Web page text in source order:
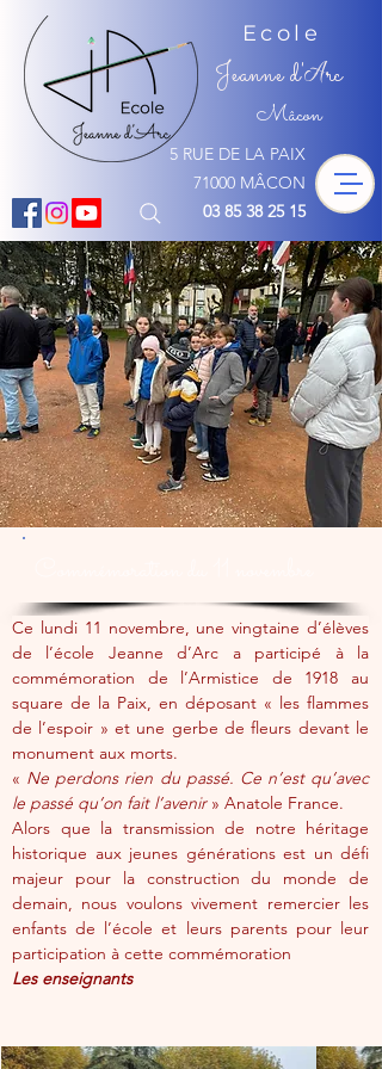
5 RUE DE LA PAIX
71000 MÂCON
03 85 38 25 15
Ecole
Jeanne d'Arc
Mâcon
Ce lundi 11 novembre, une vingtaine d’élèves
de l’école Jeanne d’Arc a participé à la
commémoration de l’Armistice de 1918 au
square de la Paix, en déposant « les flammes
de l’espoir » et une gerbe de fleurs devant le
monument aux morts.
« Ne perdons rien du passé. Ce n’est qu’avec
le passé qu’on fait l’avenir » Anatole France.
Alors que la transmission de notre héritage
historique aux jeunes générations est un défi
majeur pour la construction du monde de
demain, nous voulons vivement remercier les
enfants de l’école et leurs parents pour leur
participation à cette commémoration
Les enseignants